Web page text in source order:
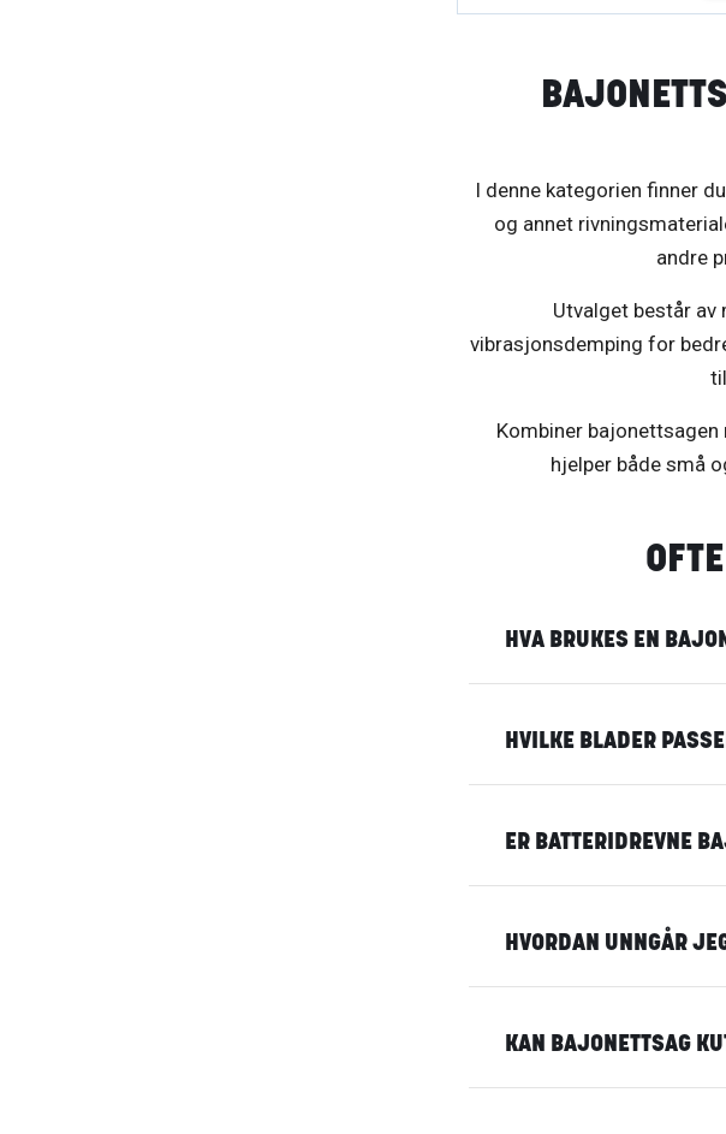
I denne kategorien finner
og annet
andre
Utvalget består
vibrasjonsdemping for
Kombiner
hjelper både små
HVA BRUKES EN
HVILKE BLADER
ER BATTERIDREVNE
HVORDAN UNNGÅR
KAN BAJONETTSAG